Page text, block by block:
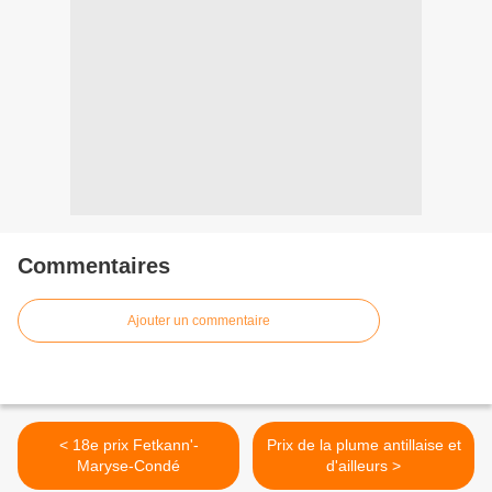
Commentaires
Ajouter un commentaire
< 18e prix Fetkann'-
Maryse-Condé
Prix de la plume antillaise et
d'ailleurs >